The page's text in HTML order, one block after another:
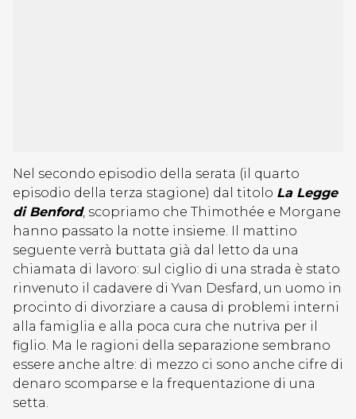
Nel secondo episodio della serata (il quarto
episodio della terza stagione) dal titolo La Legge
di Benford, scopriamo che Thimothée e Morgane
hanno passato la notte insieme. Il mattino
seguente verrà buttata già dal letto da una
chiamata di lavoro: sul ciglio di una strada è stato
rinvenuto il cadavere di Yvan Desfard, un uomo in
procinto di divorziare a causa di problemi interni
alla famiglia e alla poca cura che nutriva per il
figlio. Ma le ragioni della separazione sembrano
essere anche altre: di mezzo ci sono anche cifre di
denaro scomparse e la frequentazione di una
setta.